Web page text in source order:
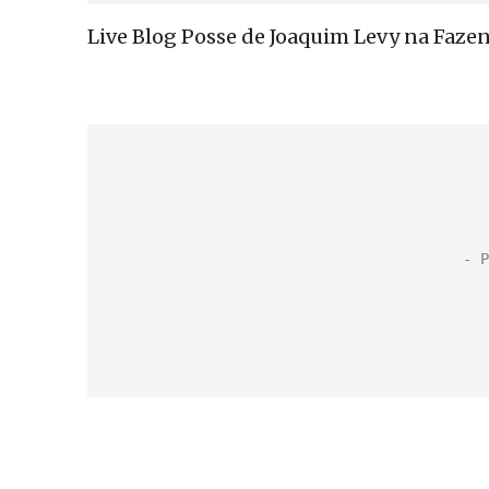
Live Blog Posse de Joaquim Levy na